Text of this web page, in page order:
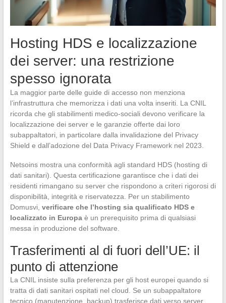
Hosting HDS e localizzazione
dei server: una restrizione
spesso ignorata
La maggior parte delle guide di accesso non menziona
l’infrastruttura che memorizza i dati una volta inseriti. La CNIL
ricorda che gli stabilimenti medico-sociali devono verificare la
localizzazione dei server e le garanzie offerte dai loro
subappaltatori, in particolare dalla invalidazione del Privacy
Shield e dall’adozione del Data Privacy Framework nel 2023.
Netsoins mostra una conformità agli standard HDS (hosting di
dati sanitari). Questa certificazione garantisce che i dati dei
residenti rimangano su server che rispondono a criteri rigorosi di
disponibilità, integrità e riservatezza. Per un stabilimento
Domusvi, verificare che l’hosting sia qualificato HDS e
localizzato in Europaè un prerequisito prima di qualsiasi
messa in produzione del software.
Trasferimenti al di fuori dell’UE: il
punto di attenzione
La CNIL insiste sulla preferenza per gli host europei quando si
tratta di dati sanitari ospitati nel cloud. Se un subappaltatore
tecnico (manutenzione, backup) trasferisce dati verso server